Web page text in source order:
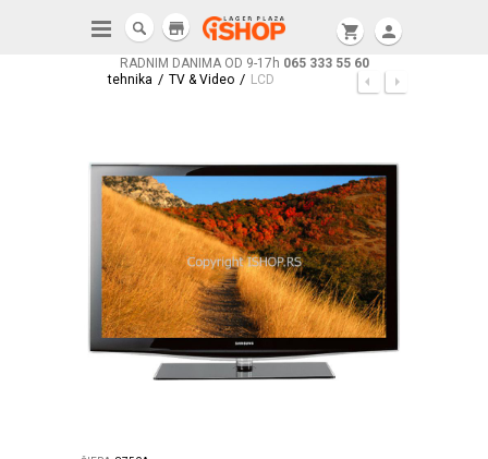
RADNIM DANIMA OD 9-17h 065 333 55 60
shopping_cart person
store
tehnika / TV & Video / LCD